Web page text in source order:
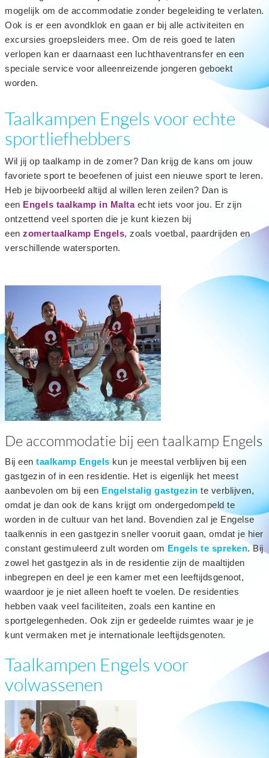
mogelijk om de accommodatie zonder begeleiding te verlaten.
Ook is er een avondklok en gaan er bij alle activiteiten en
excursies groepsleiders mee. Om de reis goed te laten
verlopen kan er daarnaast een luchthaventransfer en een
speciale service voor alleenreizende jongeren geboekt
worden.
Taalkampen Engels voor echte
sportliefhebbers
Wil jij op taalkamp in de zomer? Dan krijg de kans om jouw
favoriete sport te beoefenen of juist een nieuwe sport te leren.
Heb je bijvoorbeeld altijd al willen leren zeilen? Dan is
een Engels taalkamp in Maltaecht iets voor jou. Er zijn
ontzettend veel sporten die je kunt kiezen bij
een zomertaalkamp Engels, zoals voetbal, paardrijden en
verschillende watersporten.
De accommodatie bij een taalkamp Engels
Bij een taalkamp Engels kun je meestal verblijven bij een
gastgezin of in een residentie. Het is eigenlijk het meest
aanbevolen om bij een Engelstalig gastgezin te verblijven,
omdat je dan ook de kans krijgt om ondergedompeld te
worden in de cultuur van het land. Bovendien zal je Engelse
taalkennis in een gastgezin sneller vooruit gaan, omdat je hier
constant gestimuleerd zult worden om Engels te spreken. Bij
zowel het gastgezin als in de residentie zijn de maaltijden
inbegrepen en deel je een kamer met een leeftijdsgenoot,
waardoor je je niet alleen hoeft te voelen. De residenties
hebben vaak veel faciliteiten, zoals een kantine en
sportgelegenheden. Ook zijn er gedeelde ruimtes waar je je
kunt vermaken met je internationale leeftijdsgenoten.
Taalkampen Engels voor
volwassenen